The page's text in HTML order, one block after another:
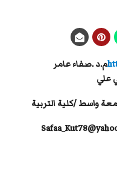
م.د .صفاء عامر
علي
/كلية التربية